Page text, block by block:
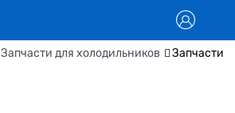
Запчасти для холодильников Запчасти